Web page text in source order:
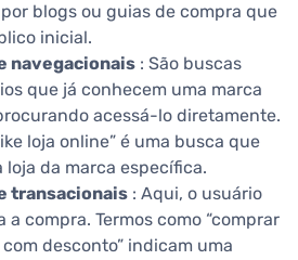
blogs ou guias de compra que
inicial.
navegacionais : São buscas
que já conhecem uma marca
acessá-lo diretamente.
loja online” é uma busca que
da marca específica.
transacionais : Aqui, o usuário
a compra. Termos como “comprar
desconto” indicam uma